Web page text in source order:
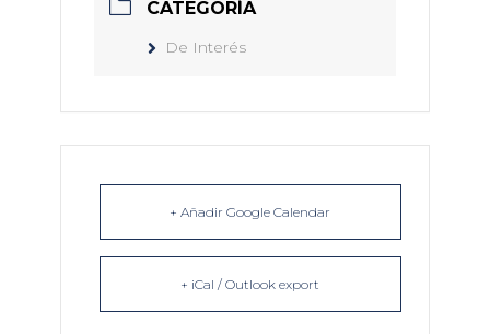
CATEGORÍA
De Interés
+ Añadir Google Calendar
+ iCal / Outlook export